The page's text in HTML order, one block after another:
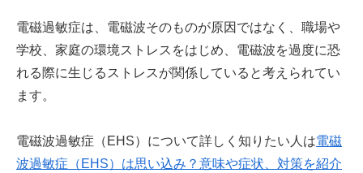
電磁過敏症は、電磁波そのものが原因ではなく、職場や
学校、家庭の環境ストレスをはじめ、電磁波を過度に恐
れる際に生じるストレスが関係していると考えられてい
ます。
電磁波過敏症（EHS）について詳しく知りたい人は電磁
波過敏症（EHS）は思い込み？意味や症状、対策を紹介